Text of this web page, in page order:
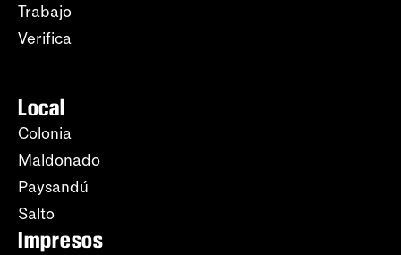
Trabajo
Verifica
Local
Colonia
Maldonado
Paysandú
Salto
Impresos